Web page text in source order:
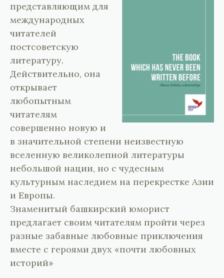
представляющим для
международных
читателей
постсоветскую
литературу.
Действительно, она
открывает
любопытным
читателям
совершенно новую и
в значительной степени неизвестную
вселенную великолепной литературы
небольшой нации, но с чудесным
культурным наследием на перекрестке Азии
и Европы.
Знаменитый башкирский юморист
предлагает своим читателям пройти через
разные забавные любовные приключения
вместе с героями двух «почти любовных
историй»